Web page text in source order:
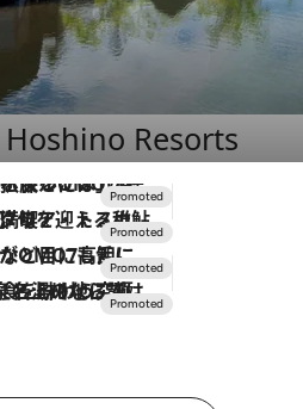
Hoshino Resorts
は実家、夜は気兼ねなくホテルで！」
料理の手法で満喫！